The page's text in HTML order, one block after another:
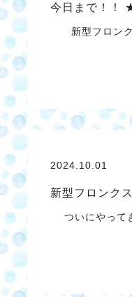
今日まで！！
新型フロンク
2024.10.01
新型フロンク
ついにやって